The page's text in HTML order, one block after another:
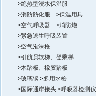
>绝热型浸水保温服
>消防防化服 >保温用具
>空气呼吸器 >消防炮
>紧急逃生呼吸装置
>空气泡沫枪
>引航员软梯、登乘梯
>木踏板、橡胶踏板
>玻璃钢 >多用水枪
>国际通岸接头 >呼吸器检测仪